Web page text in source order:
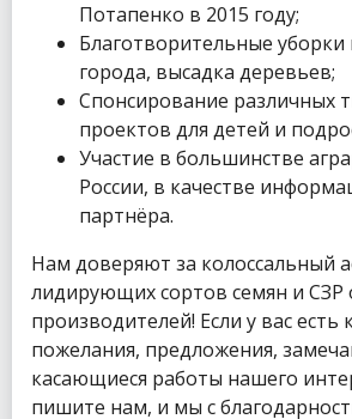
Потапенко в 2015 году;
Благотворительные
города, высадка деревьев;
Спонсирование различных
проектов для детей и
Участие в большинстве
России, в качестве
партнёра.
Нам доверяют за колоссальный
лидирующих сортов семян и СЗР
производителей! Если у вас есть
пожелания, предложения,
касающиеся работы нашего
пишите нам, и мы с